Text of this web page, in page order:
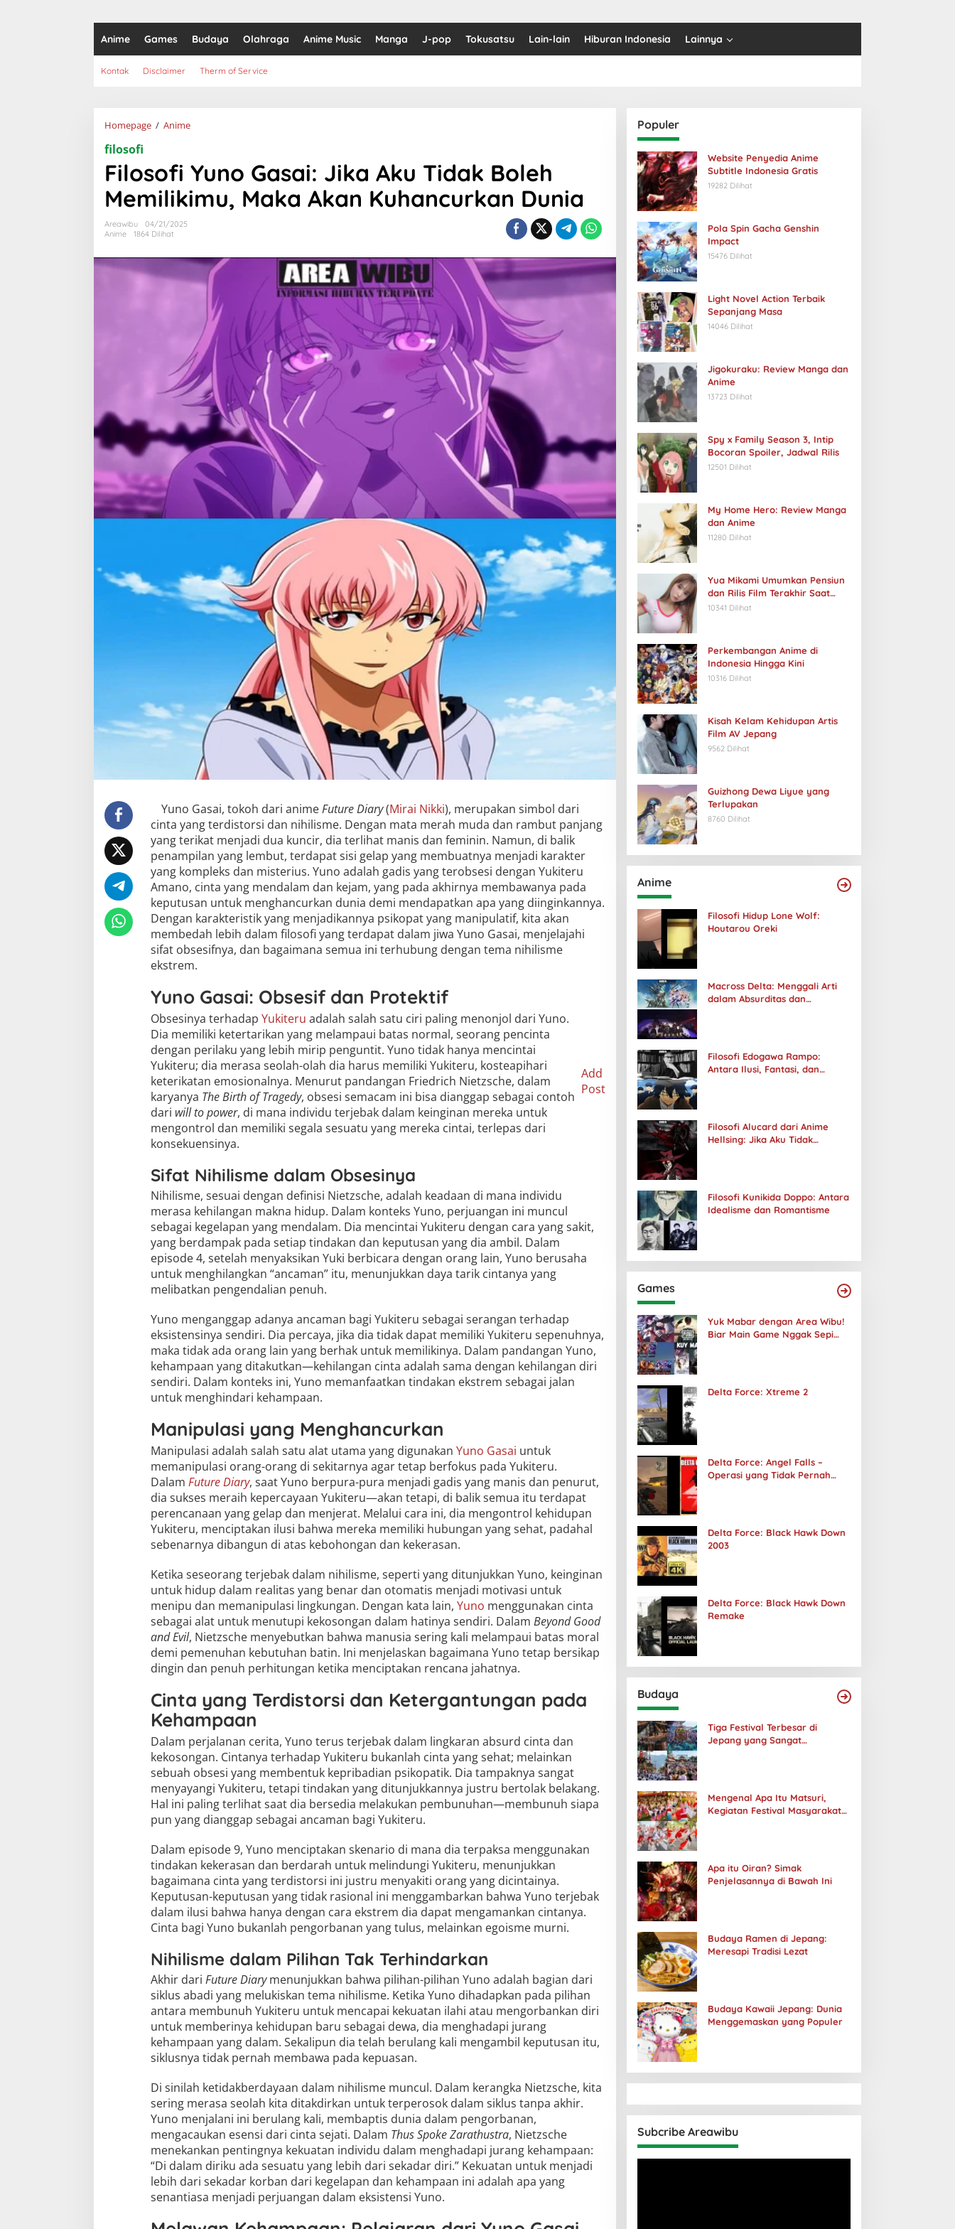
Anime Games Budaya Olahraga Anime Music Manga J-pop Tokusatsu Lain-lain Hiburan Indonesia Lainnya
Kontak Disclaimer Therm of Service
Homepage / AnimeFilosofi
Jika
Aku
Tidak
Boleh
Memilikimu,
Dunia
filosofi
Filosofi Yuno Gasai: Jika Aku Tidak Boleh
Memilikimu, Maka Akan Kuhancurkan Dunia
Areawibu
04/21/2025
Anime
1864 Dilihat
Yuno Gasai, tokoh dari animeFuture Diary(Mirai Nikki), merupakan simbol dari
cinta yang terdistorsi dan nihilisme. Dengan mata merah muda dan rambut panjang
yang terikat menjadi dua kuncir, dia terlihat manis dan feminin. Namun, di balik
penampilan yang lembut, terdapat sisi gelap yang membuatnya menjadi karakter
yang kompleks dan misterius. Yuno adalah gadis yang terobsesi dengan Yukiteru
Amano, cinta yang mendalam dan kejam, yang pada akhirnya membawanya pada
keputusan untuk menghancurkan dunia demi mendapatkan apa yang diinginkannya.
Dengan karakteristik yang menjadikannya psikopat yang manipulatif, kita akan
membedah lebih dalam filosofi yang terdapat dalam jiwa Yuno Gasai, menjelajahi
sifat obsesifnya, dan bagaimana semua ini terhubung dengan tema nihilisme
ekstrem.
Yuno Gasai: Obsesif dan Protektif
Obsesinya terhadap Yukiteru adalah salah satu ciri paling menonjol dari Yuno.
Dia memiliki ketertarikan yang melampaui batas normal, seorang pencinta
dengan perilaku yang lebih mirip penguntit. Yuno tidak hanya mencintai
Yukiteru; dia merasa seolah-olah dia harus memiliki Yukiteru, kosteapihari
keterikatan emosionalnya. Menurut pandangan Friedrich Nietzsche, dalam
karyanya The Birth of Tragedy, obsesi semacam ini bisa dianggap sebagai contoh
dari will to power, di mana individu terjebak dalam keinginan mereka untuk
mengontrol dan memiliki segala sesuatu yang mereka cintai, terlepas dari
konsekuensinya.
Add
Post
Sifat Nihilisme dalam Obsesinya
Nihilisme, sesuai dengan definisi Nietzsche, adalah keadaan di mana individu
merasa kehilangan makna hidup. Dalam konteks Yuno, perjuangan ini muncul
sebagai kegelapan yang mendalam. Dia mencintai Yukiteru dengan cara yang sakit,
yang berdampak pada setiap tindakan dan keputusan yang dia ambil. Dalam
episode 4, setelah menyaksikan Yuki berbicara dengan orang lain, Yuno berusaha
untuk menghilangkan “ancaman” itu, menunjukkan daya tarik cintanya yang
melibatkan pengendalian penuh.
Yuno menganggap adanya ancaman bagi Yukiteru sebagai serangan terhadap
eksistensinya sendiri. Dia percaya, jika dia tidak dapat memiliki Yukiteru sepenuhnya,
maka tidak ada orang lain yang berhak untuk memilikinya. Dalam pandangan Yuno,
kehampaan yang ditakutkan—kehilangan cinta adalah sama dengan kehilangan diri
sendiri. Dalam konteks ini, Yuno memanfaatkan tindakan ekstrem sebagai jalan
untuk menghindari kehampaan.
Manipulasi yang Menghancurkan
Manipulasi adalah salah satu alat utama yang digunakan Yuno Gasai untuk
memanipulasi orang-orang di sekitarnya agar tetap berfokus pada Yukiteru.
Dalam Future Diary, saat Yuno berpura-pura menjadi gadis yang manis dan penurut,
dia sukses meraih kepercayaan Yukiteru—akan tetapi, di balik semua itu terdapat
perencanaan yang gelap dan menjerat. Melalui cara ini, dia mengontrol kehidupan
Yukiteru, menciptakan ilusi bahwa mereka memiliki hubungan yang sehat, padahal
sebenarnya dibangun di atas kebohongan dan kekerasan.
Ketika seseorang terjebak dalam nihilisme, seperti yang ditunjukkan Yuno, keinginan
untuk hidup dalam realitas yang benar dan otomatis menjadi motivasi untuk
menipu dan memanipulasi lingkungan. Dengan kata lain, Yuno menggunakan cinta
sebagai alat untuk menutupi kekosongan dalam hatinya sendiri. Dalam Beyond Good
and Evil, Nietzsche menyebutkan bahwa manusia sering kali melampaui batas moral
demi pemenuhan kebutuhan batin. Ini menjelaskan bagaimana Yuno tetap bersikap
dingin dan penuh perhitungan ketika menciptakan rencana jahatnya.
Cinta yang Terdistorsi dan Ketergantungan pada
Kehampaan
Dalam perjalanan cerita, Yuno terus terjebak dalam lingkaran absurd cinta dan
kekosongan. Cintanya terhadap Yukiteru bukanlah cinta yang sehat; melainkan
sebuah obsesi yang membentuk kepribadian psikopatik. Dia tampaknya sangat
menyayangi Yukiteru, tetapi tindakan yang ditunjukkannya justru bertolak belakang.
Hal ini paling terlihat saat dia bersedia melakukan pembunuhan—membunuh siapa
pun yang dianggap sebagai ancaman bagi Yukiteru.
Dalam episode 9, Yuno menciptakan skenario di mana dia terpaksa menggunakan
tindakan kekerasan dan berdarah untuk melindungi Yukiteru, menunjukkan
bagaimana cinta yang terdistorsi ini justru menyakiti orang yang dicintainya.
Keputusan-keputusan yang tidak rasional ini menggambarkan bahwa Yuno terjebak
dalam ilusi bahwa hanya dengan cara ekstrem dia dapat mengamankan cintanya.
Cinta bagi Yuno bukanlah pengorbanan yang tulus, melainkan egoisme murni.
Nihilisme dalam Pilihan Tak Terhindarkan
Akhir dari Future Diarymenunjukkan bahwa pilihan-pilihan Yuno adalah bagian dari
siklus abadi yang melukiskan tema nihilisme. Ketika Yuno dihadapkan pada pilihan
antara membunuh Yukiteru untuk mencapai kekuatan ilahi atau mengorbankan diri
untuk memberinya kehidupan baru sebagai dewa, dia menghadapi jurang
kehampaan yang dalam. Sekalipun dia telah berulang kali mengambil keputusan itu,
siklusnya tidak pernah membawa pada kepuasan.
Di sinilah ketidakberdayaan dalam nihilisme muncul. Dalam kerangka Nietzsche, kita
sering merasa seolah kita ditakdirkan untuk terperosok dalam siklus tanpa akhir.
Yuno menjalani ini berulang kali, membaptis dunia dalam pengorbanan,
mengacaukan esensi dari cinta sejati. Dalam Thus Spoke Zarathustra, Nietzsche
menekankan pentingnya kekuatan individu dalam menghadapi jurang kehampaan:
“Di dalam diriku ada sesuatu yang lebih dari sekadar diri.” Kekuatan untuk menjadi
lebih dari sekadar korban dari kegelapan dan kehampaan ini adalah apa yang
senantiasa menjadi perjuangan dalam eksistensi Yuno.
Populer
Website Penyedia Anime
Subtitle Indonesia Gratis
19282 Dilihat
Pola Spin Gacha Genshin
Impact
15476 Dilihat
Light Novel Action Terbaik
Sepanjang Masa
14046 Dilihat
Jigokuraku: Review Manga dan
Anime
13723 Dilihat
Spy x Family Season 3, Intip
Bocoran Spoiler, Jadwal Rilis
12501 Dilihat
My Home Hero: Review Manga
dan Anime
11280 Dilihat
Yua Mikami Umumkan Pensiun
dan Rilis Film Terakhir Saat
Ulang Tahun
10341 Dilihat
Perkembangan Anime di
Indonesia Hingga Kini
10316 Dilihat
Kisah Kelam Kehidupan Artis
Film AV Jepang
9562 Dilihat
Guizhong Dewa Liyue yang
Terlupakan
8760 Dilihat
Anime
Filosofi Hidup Lone Wolf:
Houtarou Oreki
Macross Delta: Menggali Arti
dalam Absurditas dan
Filosofi Edogawa Rampo:
Antara Ilusi, Fantasi, dan
Filosofi Alucard dari Anime
Hellsing: Jika Aku Tidak
Filosofi Kunikida Doppo: Antara
Idealisme dan Romantisme
Games
Yuk Mabar dengan Area Wibu!
Biar Main Game Nggak Sepi
Delta Force: Xtreme 2
Delta Force: Angel Falls –
Operasi yang Tidak Pernah
Delta Force: Black Hawk Down
2003
Delta Force: Black Hawk Down
Remake
Budaya
Tiga Festival Terbesar di
Jepang yang Sangat
Mengenal Apa Itu Matsuri,
Kegiatan Festival Masyarakat
Apa itu Oiran? Simak
Penjelasannya di Bawah Ini
Budaya Ramen di Jepang:
Meresapi Tradisi Lezat
Budaya Kawaii Jepang: Dunia
Menggemaskan yang Populer
Subcribe Areawibu